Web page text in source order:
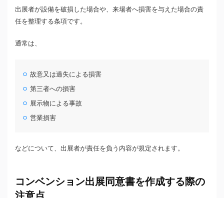
出展者が設備を破損した場合や、来場者へ損害を与えた場合の責
任を整理する条項です。
通常は、
故意又は過失による損害
第三者への損害
展示物による事故
営業損害
などについて、出展者が責任を負う内容が規定されます。
コンベンション出展同意書を作成する際の
注意点